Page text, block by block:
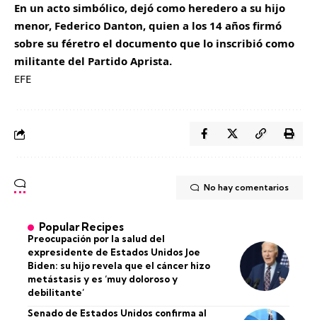
En un acto simbólico, dejó como heredero a su hijo
menor, Federico Danton, quien a los 14 años firmó
sobre su féretro el documento que lo inscribió como
militante del Partido Aprista.
EFE
No hay comentarios
Popular Recipes
Preocupación por la salud del
expresidente de Estados Unidos Joe
Biden: su hijo revela que el cáncer hizo
metástasis y es ‘muy doloroso y
debilitante’
Senado de Estados Unidos confirma al